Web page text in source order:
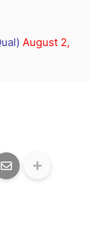
August 2,